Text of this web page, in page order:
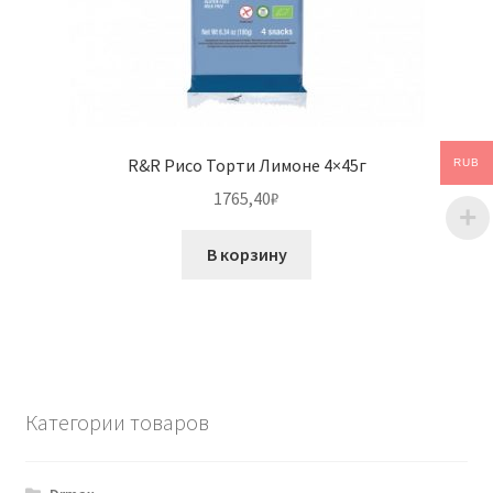
R&R Рисо Торти Лимоне 4×45г
1765,40₽
В корзину
Категории товаров
RUB